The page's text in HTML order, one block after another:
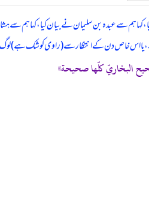
کہا ہم سے عبدہ بن سلیمان نے بیان کیا، کہا ہم
یا اس خاص دن کے انتظار سے (راوی کو شک ہے)
البخاريّ كلّها صحيحة»